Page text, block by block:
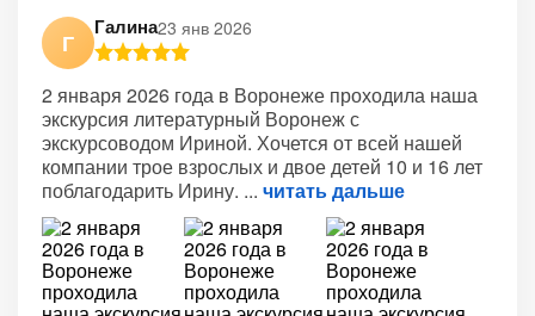
Г
Галина23 янв 2026
2 января 2026 года в Воронеже проходила наша
экскурсия литературный Воронеж с
экскурсоводом Ириной. Хочется от всей нашей
компании трое взрослых и двое детей 10 и 16 лет
поблагодарить Ирину.
читать дальше